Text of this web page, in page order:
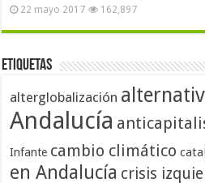
22 mayo 2017 162,897
Etiquetas
alterglobalización
Andalucía
Infante cambio climático
en Andalucía crisis